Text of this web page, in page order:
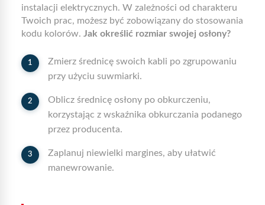
instalacji elektrycznych. W zależności od charakteru
Twoich prac, możesz być zobowiązany do stosowania
kodu kolorów. Jak określić rozmiar swojej osłony?
Zmierz średnicę swoich kabli po zgrupowaniu
przy użyciu suwmiarki.
Oblicz średnicę osłony po obkurczeniu,
korzystając z wskaźnika obkurczania podanego
przez producenta.
Zaplanuj niewielki margines, aby ułatwić
manewrowanie.